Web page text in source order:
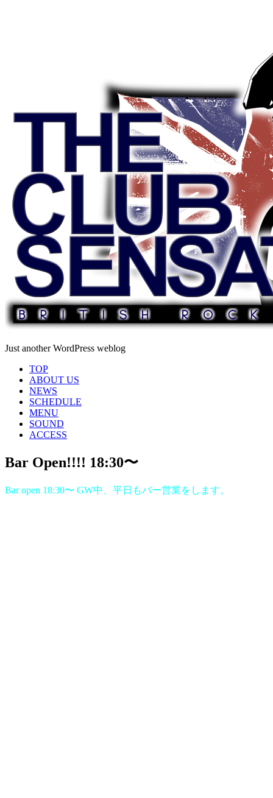
Just another WordPress weblog
TOP
ABOUT US
NEWS
SCHEDULE
MENU
SOUND
ACCESS
Bar Open!!!! 18:30〜
Bar open 18:30〜 GW中、平日もバー営業をします。